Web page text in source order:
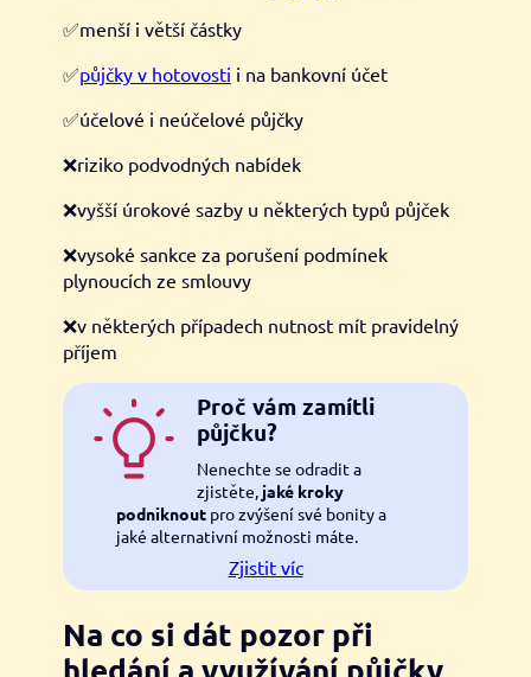
✅menší i větší částky
✅půjčky v hotovosti i na bankovní účet
✅účelové i neúčelové půjčky
❌riziko podvodných nabídek
❌vyšší úrokové sazby u některých typů půjček
❌vysoké sankce za porušení podmínek
plynoucích ze smlouvy
❌v některých případech nutnost mít pravidelný
příjem
Proč vám zamítli
půjčku?
Nenechte se odradit a
zjistěte, jaké kroky
podniknoutpro zvýšení své bonity a
jaké alternativní možnosti máte.
Zjistit víc
Na co si dát pozor při
hledání a využívání půjčky